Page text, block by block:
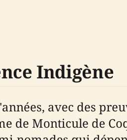
Indigène
avec des
de Monticule de